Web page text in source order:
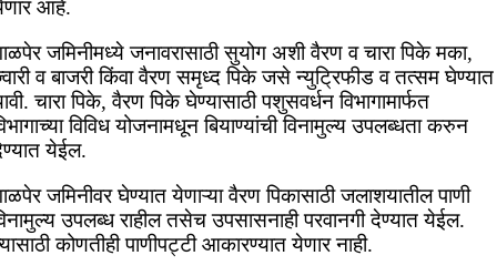
आहे.
जमिनीमध्ये जनावरासाठी सुयोग अशी वैरण व चारा पिके मका,
व बाजरी किंवा वैरण समृध्द पिके जसे न्युट्रिफीड व तत्सम घेण्यात
चारा पिके, वैरण पिके घेण्यासाठी पशुसवर्धन विभागामार्फत
विविध योजनामधून बियाण्यांची विनामुल्य उपलब्धता करुन
येईल.
जमिनीवर घेण्यात येणाऱ्या वैरण पिकासाठी जलाशयातील पाणी
उपलब्ध राहील तसेच उपसासनाही परवानगी देण्यात येईल.
कोणतीही पाणीपट्टी आकारण्यात येणार नाही.